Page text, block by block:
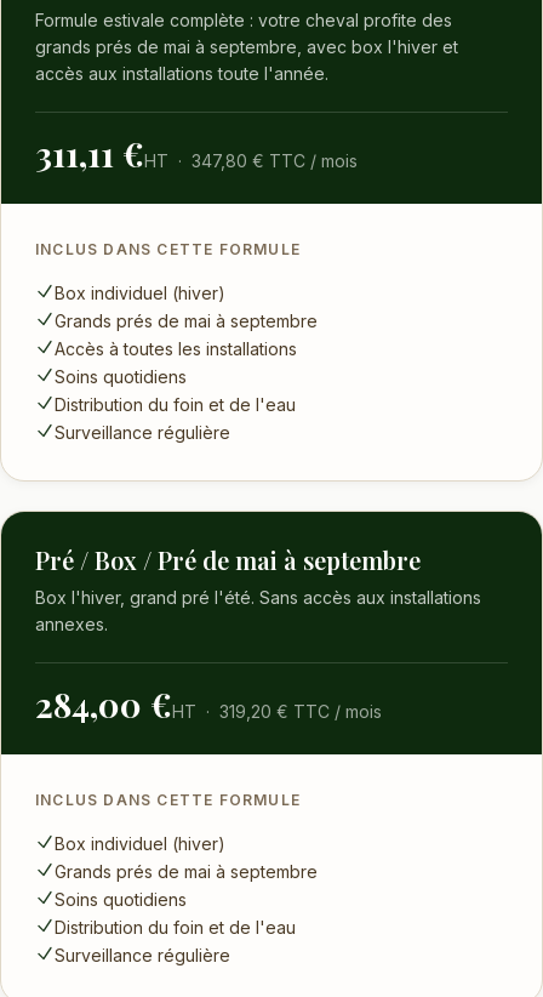
Formule estivale complète : votre cheval profite des
grands prés de mai à septembre, avec box l'hiver et
accès aux installations toute l'année.
311,11 €HT · 347,80 € TTC / mois
INCLUS DANS CETTE FORMULE
Box individuel (hiver)
Grands prés de mai à septembre
Accès à toutes les installations
Soins quotidiens
Distribution du foin et de l'eau
Surveillance régulière
Pré / Box / Pré de mai à septembre
Box l'hiver, grand pré l'été. Sans accès aux installations
annexes.
284,00 €HT · 319,20 € TTC / mois
INCLUS DANS CETTE FORMULE
Box individuel (hiver)
Grands prés de mai à septembre
Soins quotidiens
Distribution du foin et de l'eau
Surveillance régulière